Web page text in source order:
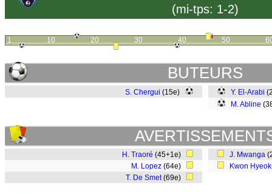
(mi-tps: 1-2)
1 10 20 30 40 50
BUTEURS
S. Chergui (15e) Y. El-Arabi
M. Abline
H. Traoré (45+1e)
M. Lopez (64e)
T. De Smet(69e)
J. Mwanga
Kwon